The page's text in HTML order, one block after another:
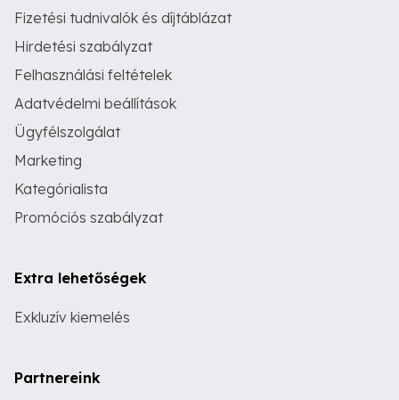
Fizetési tudnivalók és díjtáblázat
Hirdetési szabályzat
Felhasználási feltételek
Adatvédelmi beállítások
Ügyfélszolgálat
Marketing
Kategórialista
Promóciós szabályzat
Extra lehetőségek
Exkluzív kiemelés
Partnereink